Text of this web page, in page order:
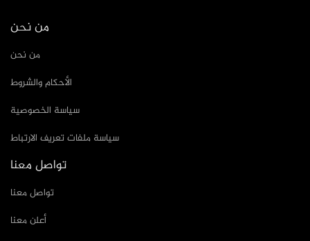
من نحن
من نحن
الأحكام والشروط
سياسة الخصوصية
سياسة ملفات تعريف الارتباط
تواصل معنا
تواصل معنا
أعلن معنا